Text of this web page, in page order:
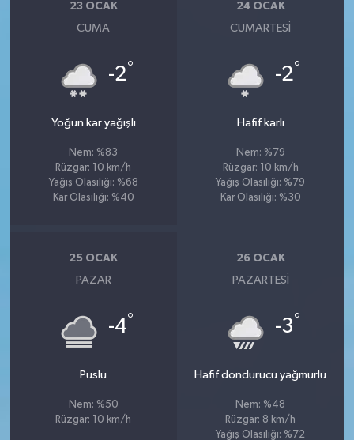
23 OCAK
CUMA
-2°
Yoğun kar yağışlı
Nem: %83
Rüzgar: 10 km/h
Yağış Olasılığı: %68
Kar Olasılığı: %40
24 OCAK
CUMARTESI
-2°
Hafif karlı
Nem: %79
Rüzgar: 10 km/h
Yağış Olasılığı: %79
Kar Olasılığı: %30
25 OCAK
PAZAR
-4°
Puslu
Nem: %50
Rüzgar: 10 km/h
26 OCAK
PAZARTESI
-3°
Hafif dondurucu yağmurlu
Nem: %48
Rüzgar: 8 km/h
Yağış Olasılığı: %72